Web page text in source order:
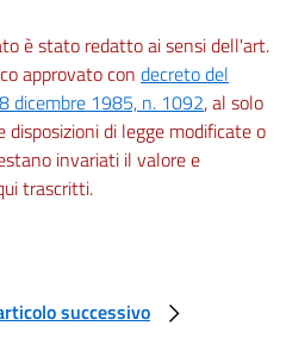
è stato redatto ai sensi dell'art.
approvato con decreto del
dicembre 1985, n. 1092, al solo
di legge modificate o
invariati il valore e
trascritti.
successivo